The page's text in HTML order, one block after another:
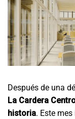
Después de una
La Cardera
historia. Este